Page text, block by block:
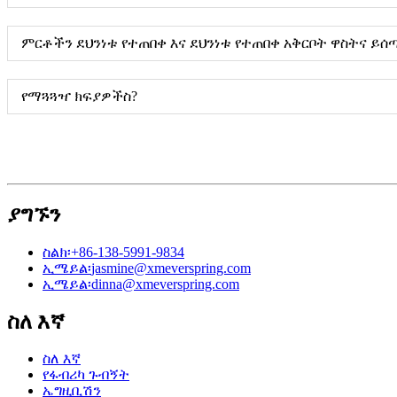
ምርቶችን ደህንነቱ የተጠበቀ እና ደህንነቱ የተጠበቀ አቅርቦት ዋስትና
የማጓጓዣ ክፍያዎችስ?
ያግኙን
ስልክ፡+86-138-5991-9834
ኢሜይል፡jasmine@xmeverspring.com
ኢሜይል፡dinna@xmeverspring.com
ስለ እኛ
ስለ እኛ
የፋብሪካ ጉብኝት
ኤግዚቢሽን